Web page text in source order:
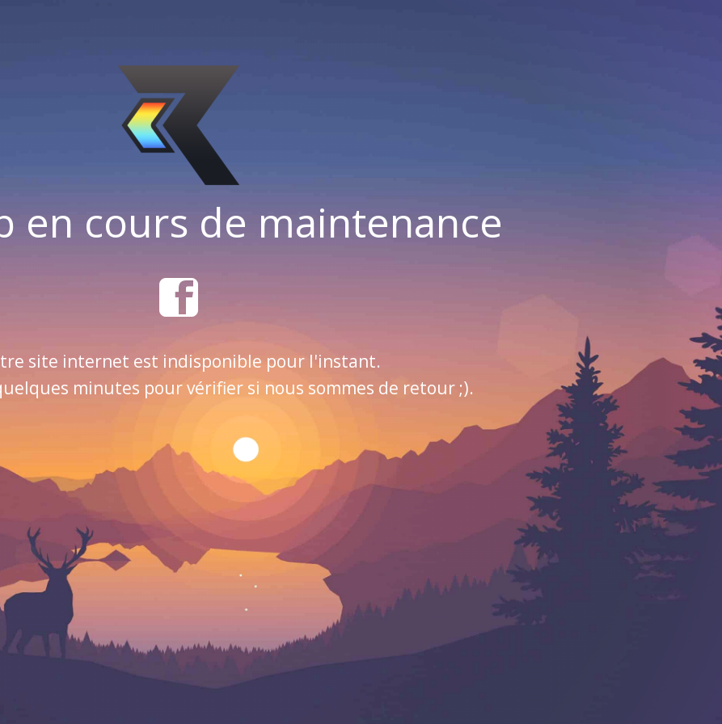
en cours de maintenance
site internet est indisponible pour l'instant.
minutes pour vérifier si nous sommes de retour ;).